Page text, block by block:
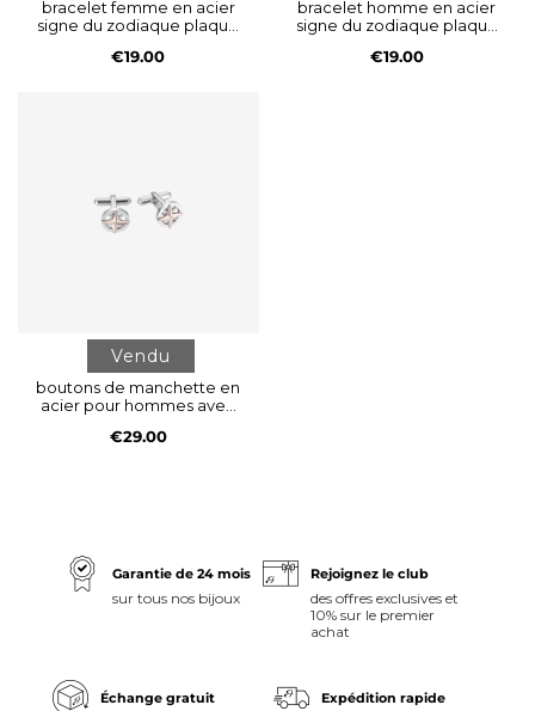
bracelet femme en acier
signe du zodiaque plaque
€19.00
bracelet homme en acier
signe du zodiaque plaque
€19.00
Vendu
boutons de manchette en
acier pour hommes avec
€29.00
Garantie de 24 mois
sur tous nos bijoux
Rejoignez le club
des offres exclusives et
10% sur le premier
achat
Échange gratuit Expédition rapide